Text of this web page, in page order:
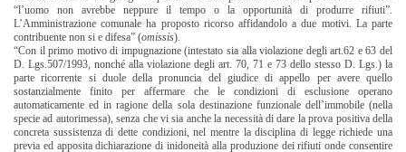
“l’uomo non avrebbe neppure il tempo o la opportunità di produrre rifiuti”.
L’Amministrazione comunale ha proposto ricorso affidandolo a due motivi. La parte
contribuente non si e difesa” (omissis).
“Con il primo motivo di impugnazione (intestato sia alla violazione degli art.62 e 63 del
D. Lgs.507/1993, nonché alla violazione degli art. 70, 71 e 73 dello stesso D. Lgs.) la
parte ricorrente si duole della pronuncia del giudice di appello per avere quello
sostanzialmente finito per affermare che le condizioni di esclusione operano
automaticamente ed in ragione della sola destinazione funzionale dell’immobile (nella
specie ad autorimessa), senza che vi sia anche la necessità di dare la prova positiva della
concreta sussistenza di dette condizioni, nel mentre la disciplina di legge richiede una
previa ed apposita dichiarazione di inidoneità alla produzione dei rifiuti onde consentire